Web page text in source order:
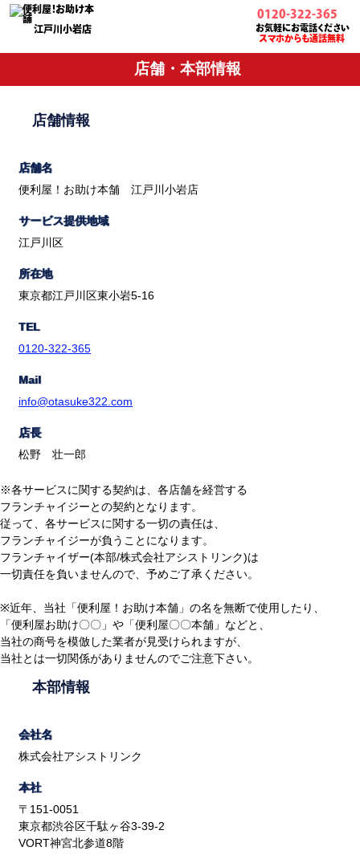
江戸川小岩店
0120-322-365
お気軽にお電話ください
スマホからも通話無料
店舗・本部情報
店舗情報
店舗名
便利屋！お助け本舗 江戸川小岩店
サービス提供地域
江戸川区
所在地
東京都江戸川区東小岩5-16
TEL
0120-322-365
Mail
info@otasuke322.com
店長
松野 壮一郎
※各サービスに関する契約は、各店舗を経営する
フランチャイジーとの契約となります。
従って、各サービスに関する一切の責任は、
フランチャイジーが負うことになります。
フランチャイザー(本部/株式会社アシストリンク)は
一切責任を負いませんので、予めご了承ください。
※近年、当社「便利屋！お助け本舗」の名を無断で使用したり、
「便利屋お助け〇〇」や「便利屋〇〇本舗」などと、
当社の商号を模倣した業者が見受けられますが、
当社とは一切関係がありませんのでご注意下さい。
本部情報
会社名
株式会社アシストリンク
本社
〒151-0051
東京都渋谷区千駄ヶ谷3-39-2
VORT神宮北参道8階